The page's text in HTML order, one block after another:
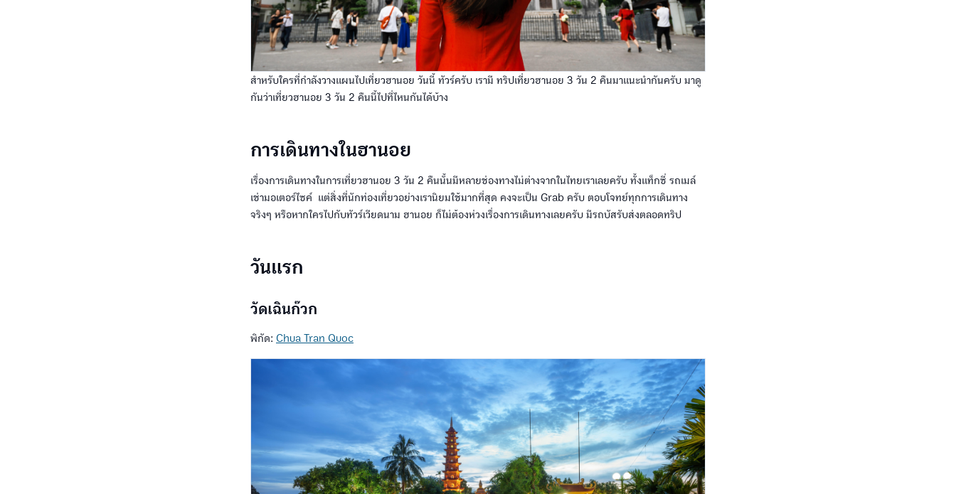
สำหรับใครที่กำลังวางแผนไปเที่ยวฮานอย วันนี้ ทัวร์ครับ เรามี ทริปเที่ยวฮานอย 3 วัน 2 คืนมาแนะนำกันครับ มาดู
กันว่าเที่ยวฮานอย 3 วัน 2 คืนนี้ไปที่ไหนกันได้บ้าง
การเดินทางในฮานอย
เรื่องการเดินทางในการเที่ยวฮานอย 3 วัน 2 คืนนั้นมีหลายช่องทางไม่ต่างจากในไทยเราเลยครับ ทั้งแท็กซี่ รถเมล์
เช่ามอเตอร์ไซค์ แต่สิ่งที่นักท่องเที่ยวอย่างเรานิยมใช้มากที่สุด คงจะเป็น Grab ครับ ตอบโจทย์ทุกการเดินทาง
จริงๆ หรือหากใครไปกับทัวร์เวียดนาม ฮานอย ก็ไม่ต้องห่วงเรื่องการเดินทางเลยครับ มีรถบัสรับส่งตลอดทริป
วันแรก
วัดเฉินก๊วก
พิกัด: Chua Tran Quoc